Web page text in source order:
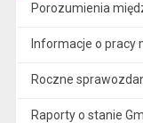
Porozumienia
Informacje o pracy
Roczne
Raporty o stanie